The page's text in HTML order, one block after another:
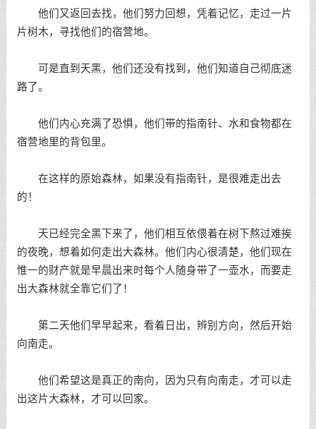
他们又返回去找，他们努力回想，凭着记忆，走过一片
片树木，寻找他们的宿营地。
可是直到天黑，他们还没有找到，他们知道自己彻底迷
路了。
他们内心充满了恐惧，他们带的指南针、水和食物都在
宿营地里的背包里。
在这样的原始森林，如果没有指南针，是很难走出去
的！
天已经完全黑下来了，他们相互依偎着在树下熬过难挨
的夜晚，想着如何走出大森林。他们内心很清楚，他们现在
惟一的财产就是早晨出来时每个人随身带了一壶水，而要走
出大森林就全靠它们了！
第二天他们早早起来，看着日出，辨别方向，然后开始
向南走。
他们希望这是真正的南向，因为只有向南走，才可以走
出这片大森林，才可以回家。